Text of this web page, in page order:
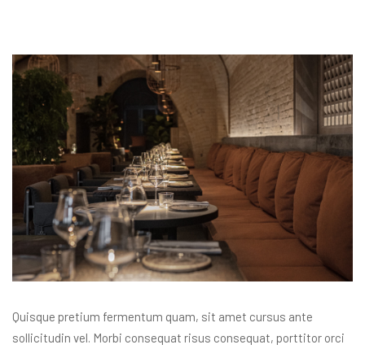
Quisque pretium fermentum quam, sit amet cursus ante
sollicitudin vel. Morbi consequat risus consequat, porttitor orci